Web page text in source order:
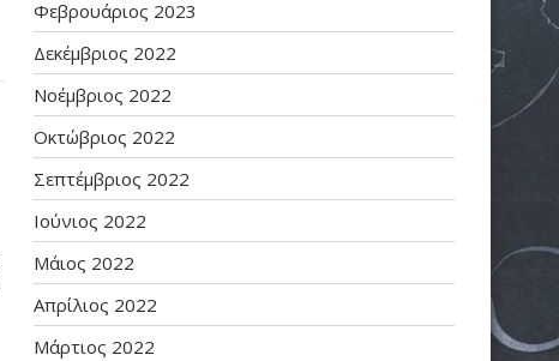
Φεβρουάριος 2023
Δεκέμβριος 2022
Νοέμβριος 2022
Οκτώβριος 2022
Σεπτέμβριος 2022
Ιούνιος 2022
Μάιος 2022
Απρίλιος 2022
Μάρτιος 2022